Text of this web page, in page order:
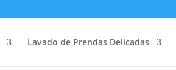
Lavado de Prendas Delicadas